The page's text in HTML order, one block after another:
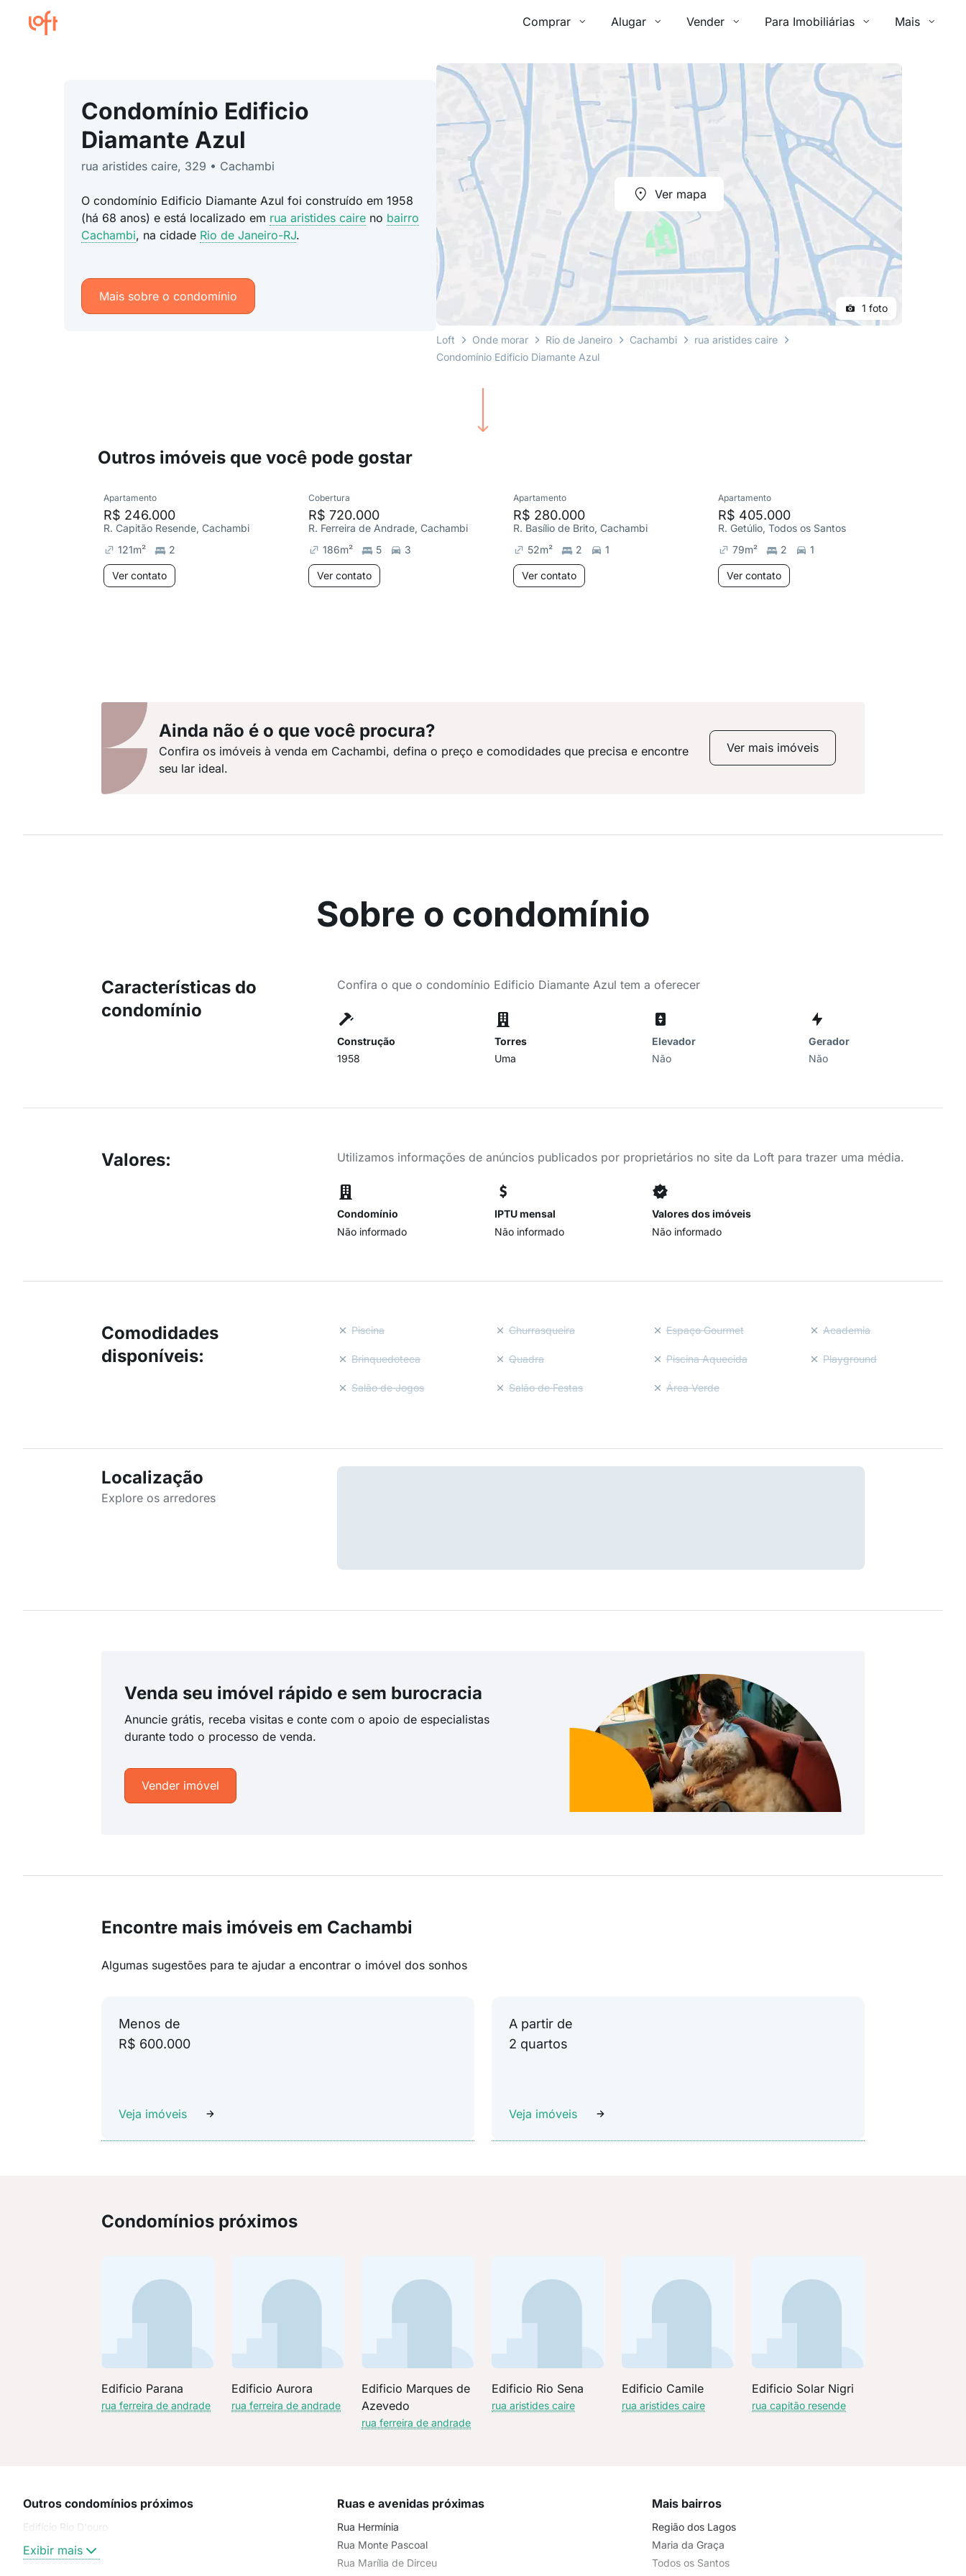
Comprar Alugar Vender Para Imobiliárias Mais
Condomínio Edificio
Diamante Azul
rua aristides caire, 329 • Cachambi
O condomínio Edificio Diamante Azul foi construído em 1958
(há 68 anos) e está localizado em rua aristides caireno bairro
Cachambi, na cidade Rio de Janeiro-RJ.
Mais sobre o condomínio
Ver mapa
1 foto
Loft Onde morar Rio de Janeiro Cachambi
rua aristides caire
Condomínio Edificio Diamante Azul
Outros imóveis que você pode gostar
Apartamento
R$ 246.000
R. Capitão Resende, Cachambi
121m² 2
Ver contato
Cobertura
R$ 720.000
R. Ferreira de Andrade, Cachambi
186m² 5 3
Ver contato
Apartamento
R$ 280.000
R. Basílio de Brito, Cachambi
52m² 2 1
Ver contato
Apartamento
R$ 405.000
R. Getúlio, Todos os Santos
79m² 2 1
Ver contato
Ainda não é o que você procura?
Confira os imóveis à venda em Cachambi, defina o preço e comodidades que precisa e encontre
seu lar ideal.
Ver mais imóveis
Sobre o condomínio
Características do
condomínio
Confira o que o condomínio Edificio Diamante Azul tem a oferecer
Construção
1958
Torres
Uma
Elevador
Não
Gerador
Não
Valores: Utilizamos informações de anúncios publicados por proprietários no site da Loft para trazer uma média.
Condomínio
Não informado
IPTU mensal
Não informado
Valores dos imóveis
Não informado
Comodidades
disponíveis:
Piscina Churrasqueira Espaço Gourmet Academia
Brinquedoteca Quadra Piscina Aquecida Playground
Salão de Jogos Salão de Festas Área Verde
Localização
Explore os arredores
Venda seu imóvel rápido e sem burocracia
Anuncie grátis, receba visitas e conte com o apoio de especialistas
durante todo o processo de venda.
Vender imóvel
Encontre mais imóveis em Cachambi
Algumas sugestões para te ajudar a encontrar o imóvel dos sonhos
Menos de
R$ 600.000
Veja imóveis
A partir de
2 quartos
Veja imóveis
Condomínios próximos
Edificio Parana
rua ferreira de andrade
Edificio Aurora
rua ferreira de andrade
Edificio Marques de
Azevedo
rua ferreira de andrade
Edificio Rio Sena
rua aristides caire
Edificio Camile
rua aristides caire
Edificio Solar Nigri
rua capitão resende
Outros condomínios próximos
Edifício Rio D'ouro
Exibir mais
Ruas e avenidas próximas
Rua Hermínia
Rua Monte Pascoal
Rua Marília de Dirceu
Mais bairros
Região dos Lagos
Maria da Graça
Todos os Santos